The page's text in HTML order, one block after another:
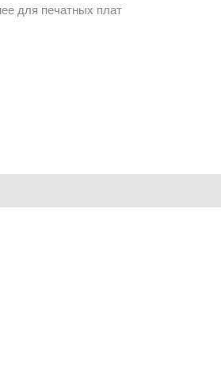
для печатных плат